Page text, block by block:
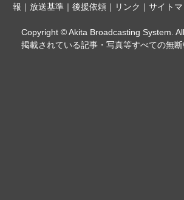
報 ｜ 放送基準 ｜ 後援依頼 ｜ リンク ｜ サイト
Copyright © Akita Broadcasting System.
掲載されている記事・写真等すべての無断